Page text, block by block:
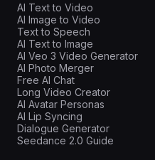
AI Text to Video
AI Image to Video
Text to Speech
AI Text to Image
AI Veo 3 Video Generator
AI Photo Merger
Free AI Chat
Long Video Creator
AI Avatar Personas
AI Lip Syncing
Dialogue Generator
Seedance 2.0 Guide